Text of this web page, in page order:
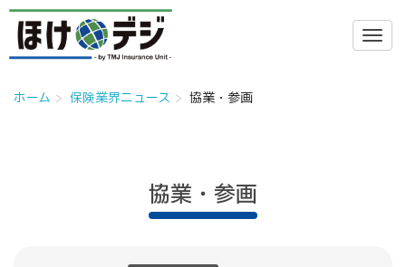
ホーム 保険業界ニュース 協業・参画
協業・参画